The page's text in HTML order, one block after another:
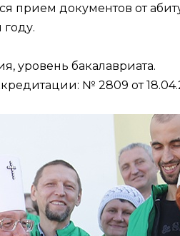
прием документов от
уровень бакалавриата.
№ 2809 от